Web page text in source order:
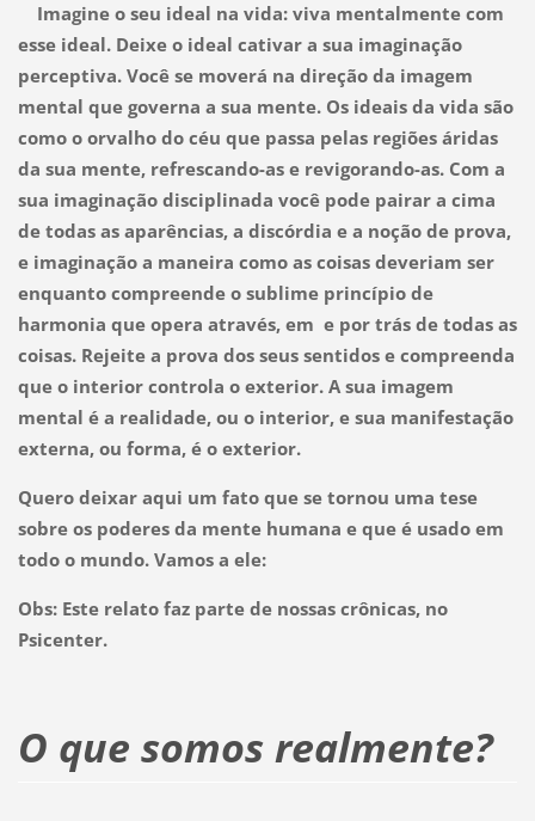
Imagine o seu ideal na vida: viva mentalmente com
esse ideal. Deixe o ideal cativar a sua imaginação
perceptiva. Você se moverá na direção da imagem
mental que governa a sua mente. Os ideais da vida são
como o orvalho do céu que passa pelas regiões áridas
da sua mente, refrescando-as e revigorando-as. Com a
sua imaginação disciplinada você pode pairar a cima
de todas as aparências, a discórdia e a noção de prova,
e imaginação a maneira como as coisas deveriam ser
enquanto compreende o sublime princípio de
harmonia que opera através, em e por trás de todas as
coisas. Rejeite a prova dos seus sentidos e compreenda
que o interior controla o exterior. A sua imagem
mental é a realidade, ou o interior, e sua manifestação
externa, ou forma, é o exterior.
Quero deixar aqui um fato que se tornou uma tese
sobre os poderes da mente humana e que é usado em
todo o mundo. Vamos a ele:
Obs: Este relato faz parte de nossas crônicas, no
Psicenter.
O que somos realmente?